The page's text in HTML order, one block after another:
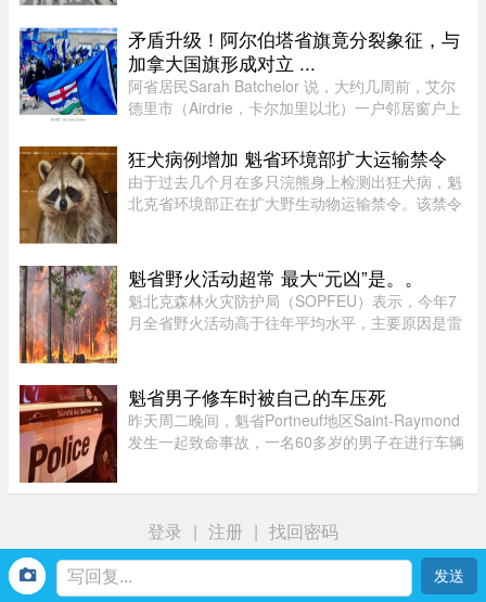
西捷航空周一在官网公布的薪酬资料，该公司机舱
服务员薪酬为每个「薪酬工时 ...
矛盾升级！阿尔伯塔省旗竟分裂象征，与
加拿大国旗形成对立 ...
阿省居民Sarah Batchelor 说，大约几周前，艾尔
德里市（Airdrie，卡尔加里以北）一户邻居窗户上
从那时起一切开始发生变化。49 岁的音乐教师
Batchelor 在阿省生活了大 ...
狂犬病例增加 魁省环境部扩大运输禁令
由于过去几个月在多只浣熊身上检测出狂犬病，魁
北克省环境部正在扩大野生动物运输禁令。该禁令
五起延伸至 Centre-du- ...
魁省野火活动超常 最大“元凶”是。。
魁北克森林火灾防护局（SOPFEU）表示，今年7
月全省野火活动高于往年平均水平，主要原因是雷
均为66起火灾，受影响面积约111 ...
魁省男子修车时被自己的车压死
昨天周二晚间，魁省Portneuf地区Saint-Raymond
发生一起致命事故，一名60多岁的男子在进行车辆
登录 | 注册 | 找回密码
首页 生活